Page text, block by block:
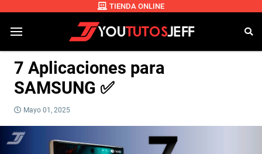
TIENDA ONLINE
7 Aplicaciones para
SAMSUNG ✅
Mayo 01, 2025